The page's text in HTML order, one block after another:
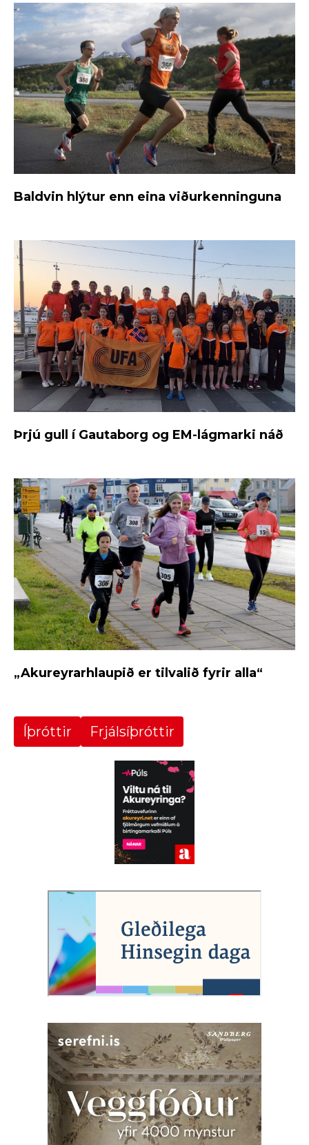
Baldvin hlýtur enn eina viðurkenninguna
Þrjú gull í Gautaborg og EM-lágmarki náð
„Akureyrarhlaupið er tilvalið fyrir alla“
Íþróttir Frjálsíþróttir